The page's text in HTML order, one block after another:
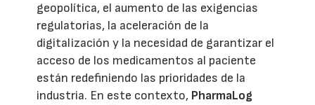
geopolítica, el aumento de las exigencias
regulatorias, la aceleración de la
digitalización y la necesidad de garantizar el
acceso de los medicamentos al paciente
están redefiniendo las prioridades de la
industria. En este contexto, PharmaLog